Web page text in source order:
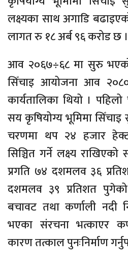
लक्ष्यका साथ अगाडि
लागत रु १८ अर्ब ९६ करोड छ ।
आव २०६७÷६८ मा सुरु
सिँचाइ आयोजना आव
कार्यतालिका थियो ।
सय कृषियोग्य भूमिमा सिँचाइ
चरणमा थप २४ हजार
सिञ्चित गर्ने लक्ष्य
प्रगति ७४ दशमलव ३६
दशमलव ३९ प्रतिशत पुगेको
बचावट तथा कर्णाली नदी
भएका संरचना भत्काएर
कारण तत्काल पुनःनिर्माण